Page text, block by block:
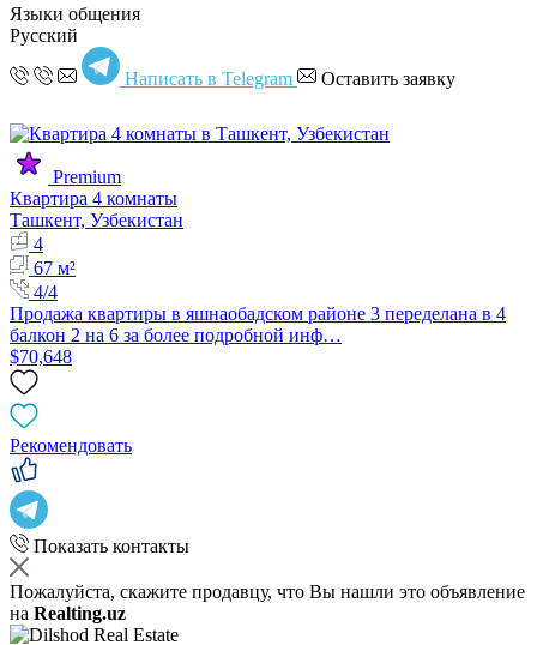
Языки общения
Русский
Написать в Telegram Оставить заявку
Premium
Квартира 4 комнаты
Ташкент, Узбекистан
4
67 м²
4/4
Продажа квартиры в яшнаобадском районе 3 переделана в 4
балкон 2 на 6 за более подробной инф…
$70,648
Рекомендовать
Показать контакты
Пожалуйста, скажите продавцу, что Вы нашли это объявление
на Realting.uz